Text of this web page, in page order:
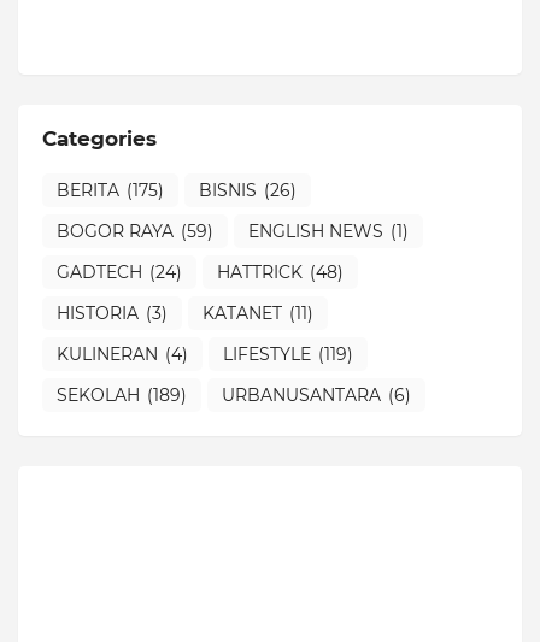
Categories
BERITA (175) BISNIS (26)
BOGOR RAYA (59) ENGLISH NEWS (1)
GADTECH (24) HATTRICK (48)
HISTORIA (3) KATANET (11)
KULINERAN (4) LIFESTYLE (119)
SEKOLAH (189) URBANUSANTARA (6)